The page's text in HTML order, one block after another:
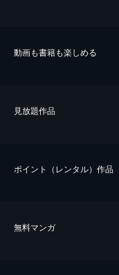
動画も書籍も楽しめる
⾒放題作品
ポイント（レンタル）作品
無料マンガ